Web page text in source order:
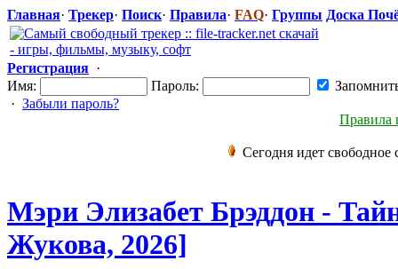
Главная· Трекер· Поиск· Правила· FAQ· Группы Доска
Регистрация ·
Имя:
Пароль:
· Забыли пароль?
Правила
Сегодня идет свободное
Мэри Элизабет Брэддон -
Жукова, 2026]